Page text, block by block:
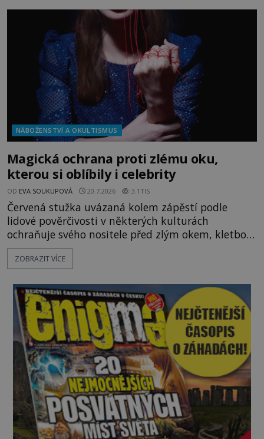
kouzla, jak si někteří myslí, nebo jde o pouhou
pověru? Už šest měsíců pobývá
NÁBOŽENSTVÍ A OKULTISMUS
Magická ochrana proti zlému oku,
kterou si oblíbily i celebrity
OD EVA SOUKUPOVÁ 20.7.2026 3.1TIS
Červená stužka uvázaná kolem zápěstí podle
lidové pověrčivosti v některých kulturách
ochraňuje svého nositele před zlým okem, kletbou,
která může přivodit neštěstí či nemoc. S tímto
nenápadným symbolem magické ochrany lze
nebo Leonarda DiCapria. Na Blízkém východě a v
židovských komunitách po celém světě, je
ZOBRAZIT VÍCE